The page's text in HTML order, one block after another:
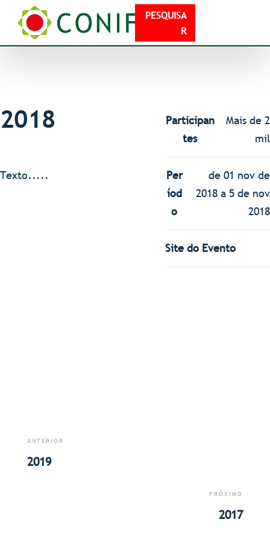
PESQUISA
R
2018
Texto.....
Participan
tes
Mais de 2
mil
Per
íod
o
de 01 nov de
2018 a 5 de nov
2018
Site do Evento
ANTERIOR
2019
PRÓXIMO
2017